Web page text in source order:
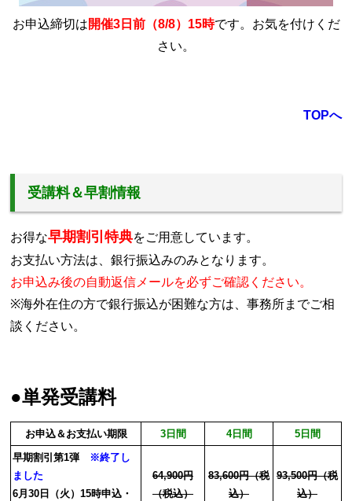
お申込締切は開催3日前（8/8）15時です。お気を付けくだ
さい。
TOPへ
受講料＆早割情報
お得な早期割引特典をご用意しています。
お支払い方法は、銀行振込みのみとなります。
お申込み後の自動返信メールを必ずご確認ください。
※海外在住の方で銀行振込が困難な方は、事務所までご相
談ください。
●単発受講料
お申込＆お支払い期限 3日間 4日間
5日間
早期割引第1弾※終了し
ました
6月30日（火）15時申込・
64,900円
（税込）
83,600円（税
込）
93,500円（税
込）